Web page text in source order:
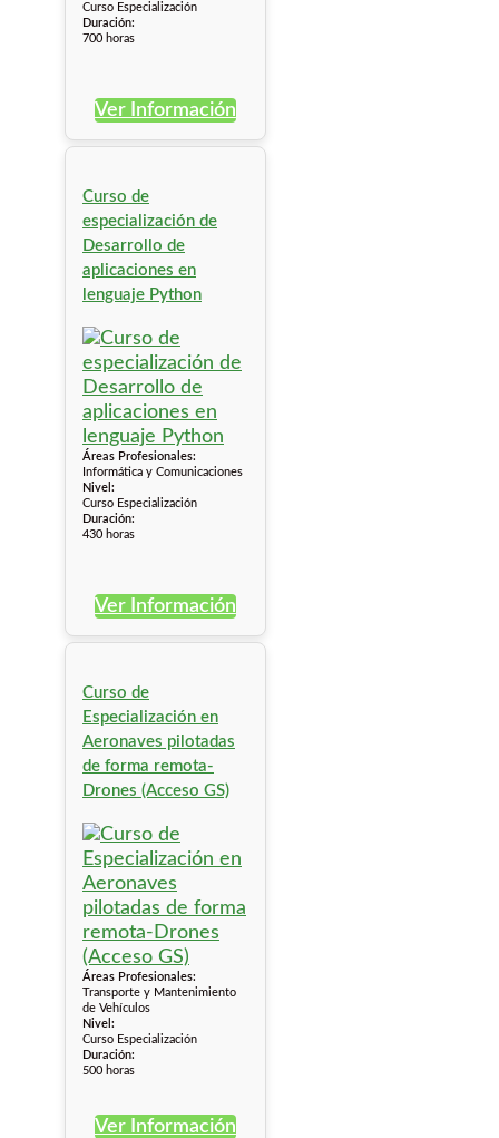
Curso Especialización
Duración:
700 horas
Ver Información
Curso de
especialización de
Desarrollo de
aplicaciones en
lenguaje Python
Áreas Profesionales:
Informática y Comunicaciones
Nivel:
Curso Especialización
Duración:
430 horas
Ver Información
Curso de
Especialización en
Aeronaves pilotadas
de forma remota-
Drones (Acceso GS)
Áreas Profesionales:
Transporte y Mantenimiento
de Vehículos
Nivel:
Curso Especialización
Duración:
500 horas
Ver Información